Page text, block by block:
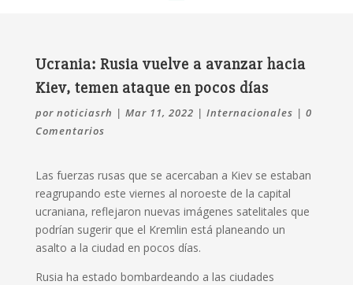
Ucrania: Rusia vuelve a avanzar hacia
Kiev, temen ataque en pocos días
por noticiasrh | Mar 11, 2022 | Internacionales | 0
Comentarios
Las fuerzas rusas que se acercaban a Kiev se estaban
reagrupando este viernes al noroeste de la capital
ucraniana, reflejaron nuevas imágenes satelitales que
podrían sugerir que el Kremlin está planeando un
asalto a la ciudad en pocos días.
Rusia ha estado bombardeando a las ciudades